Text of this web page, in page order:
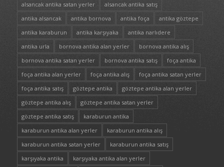
alsancak antika satan yerler
alsancak antika satış
antika alsancak
antika bornova antika foça
antika göztepe
antika karaburun
antika karşıyaka
antika narlıdere
antika urla
bornova antika alan yerler
bornova antika alış
bornova antika satan yerler
bornova antika satış
foça antika
foça antika alan yerler
foça antika alış
foça antika satan yerler
foça antika satış
göztepe antika
göztepe antika alan yerler
göztepe antika alış
göztepe antika satan yerler
göztepe antika satış
karaburun antika
karaburun antika alan yerler
karaburun antika alış
karaburun antika satan yerler
karaburun antika satış
karşıyaka antika
karşıyaka antika alan yerler